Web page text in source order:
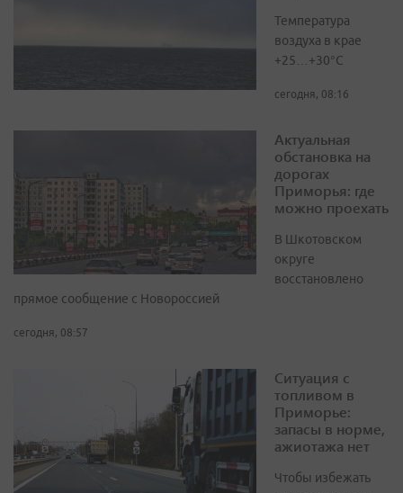
Температура
воздуха в крае
+25…+30°C
сегодня, 08:16
Актуальная
обстановка на
дорогах
Приморья: где
можно проехать
В Шкотовском
округе
восстановлено
прямое сообщение с Новороссией
сегодня, 08:57
Ситуация с
топливом в
Приморье:
запасы в норме,
ажиотажа нет
Чтобы избежать